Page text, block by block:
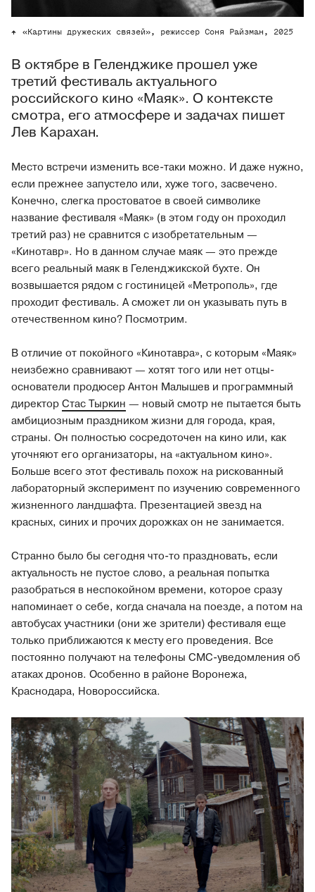
«Картины дружеских связей», режиссер Соня Райзман, 2025
В октябре в Геленджике прошел уже
третий фестиваль актуального
российского кино «Маяк». О контексте
смотра, его атмосфере и задачах пишет
Лев Карахан.
Место встречи изменить все-таки можно. И даже нужно,
если прежнее запустело или, хуже того, засвечено.
Конечно, слегка простоватое в своей символике
название фестиваля «Маяк» (в этом году он проходил
третий раз) не сравнится с изобретательным —
«Кинотавр». Но в данном случае маяк — это прежде
всего реальный маяк в Геленджикской бухте. Он
возвышается рядом с гостиницей «Метрополь», где
проходит фестиваль. А сможет ли он указывать путь в
отечественном кино? Посмотрим.
В отличие от покойного «Кинотавра», с которым «Маяк»
неизбежно сравнивают — хотят того или нет отцы-
основатели продюсер Антон Малышев и программный
директорСтас Тыркин — новый смотр не пытается быть
амбициозным праздником жизни для города, края,
страны. Он полностью сосредоточен на кино или, как
уточняют его организаторы, на «актуальном кино».
Больше всего этот фестиваль похож на рискованный
лабораторный эксперимент по изучению современного
жизненного ландшафта. Презентацией звезд на
красных, синих и прочих дорожках он не занимается.
Странно было бы сегодня что-то праздновать, если
актуальность не пустое слово, а реальная попытка
разобраться в неспокойном времени, которое сразу
напоминает о себе, когда сначала на поезде, а потом на
автобусах участники (они же зрители) фестиваля еще
только приближаются к месту его проведения. Все
постоянно получают на телефоны СМС-уведомления об
атаках дронов. Особенно в районе Воронежа,
Краснодара, Новороссийска.